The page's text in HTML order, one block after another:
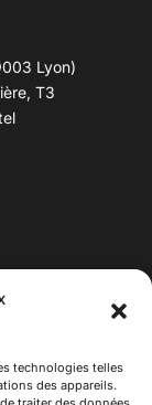
technologies telles
des appareils.
Lyon)
T3